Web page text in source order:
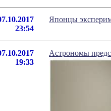
23:54
Японцы
19:33
Астрономы